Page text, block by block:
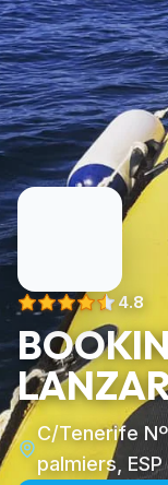
4.8
C/Tenerife
palmiers, ESP